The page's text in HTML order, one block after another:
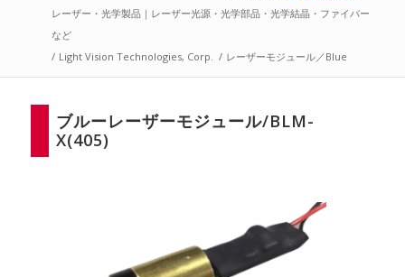
レーザー・光学製品｜レーザー光源・光学部品・光学結晶・ファイバー
など
/ Light Vision Technologies, Corp. / レーザーモジュール／Blue
ブルーレーザーモジュール/BLM-
X(405)